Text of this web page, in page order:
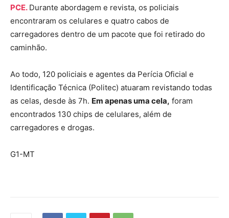
PCE. Durante abordagem e revista, os policiais
encontraram os celulares e quatro cabos de
carregadores dentro de um pacote que foi retirado do
caminhão.
Ao todo, 120 policiais e agentes da Perícia Oficial e
Identificação Técnica (Politec) atuaram revistando todas
as celas, desde às 7h. Em apenas uma cela, foram
encontrados 130 chips de celulares, além de
carregadores e drogas.
G1-MT